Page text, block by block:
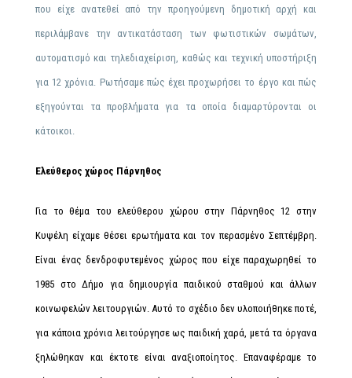
που είχε ανατεθεί από την προηγούμενη δημοτική αρχή και
περιλάμβανε την αντικατάσταση των φωτιστικών σωμάτων,
αυτοματισμό και τηλεδιαχείριση, καθώς και τεχνική υποστήριξη
για 12 χρόνια. Ρωτήσαμε πώς έχει προχωρήσει το έργο και πώς
εξηγούνται τα προβλήματα για τα οποία διαμαρτύρονται οι
κάτοικοι.
Ελεύθερος χώρος Πάρνηθος
Για το θέμα του ελεύθερου χώρου στην Πάρνηθος 12 στην
Κυψέλη είχαμε θέσει ερωτήματα και τον περασμένο Σεπτέμβρη.
Είναι ένας δενδροφυτεμένος χώρος που είχε παραχωρηθεί το
1985 στο Δήμο για δημιουργία παιδικού σταθμού και άλλων
κοινωφελών λειτουργιών. Αυτό το σχέδιο δεν υλοποιήθηκε ποτέ,
για κάποια χρόνια λειτούργησε ως παιδική χαρά, μετά τα όργανα
ξηλώθηκαν και έκτοτε είναι αναξιοποίητος. Επαναφέραμε το